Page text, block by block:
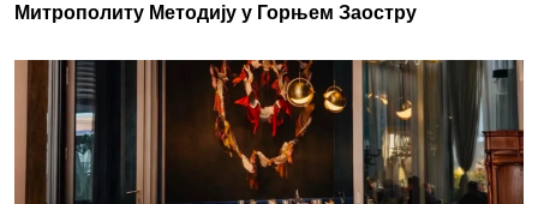
Митрополиту Методију у Горњем Заостру